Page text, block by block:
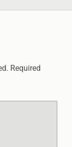
Required